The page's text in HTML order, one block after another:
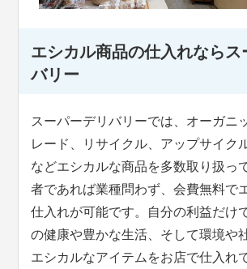
エシカル商品の仕入れならス
バリー
スーパーデリバリーでは、オーガニ
レード、リサイクル、アップサイク
などエシカルな商品を多数取り扱っ
者であれば業種問わず、会費無料で
仕入れが可能です。自分の利益だけ
の健康や豊かな生活、そして環境や
エシカルなアイテムをお店で仕入れ